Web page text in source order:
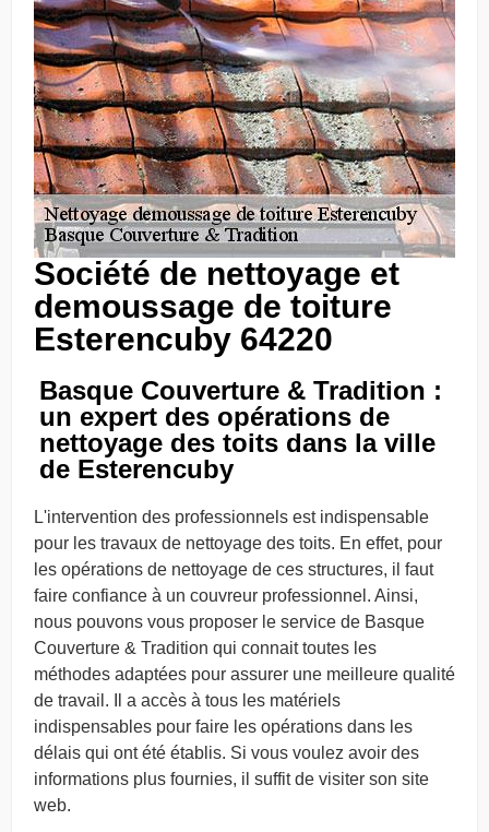
Société de nettoyage et
demoussage de toiture
Esterencuby 64220
Basque Couverture & Tradition :
un expert des opérations de
nettoyage des toits dans la ville
de Esterencuby
L'intervention des professionnels est indispensable
pour les travaux de nettoyage des toits. En effet, pour
les opérations de nettoyage de ces structures, il faut
faire confiance à un couvreur professionnel. Ainsi,
nous pouvons vous proposer le service de Basque
Couverture & Tradition qui connait toutes les
méthodes adaptées pour assurer une meilleure qualité
de travail. Il a accès à tous les matériels
indispensables pour faire les opérations dans les
délais qui ont été établis. Si vous voulez avoir des
informations plus fournies, il suffit de visiter son site
web.